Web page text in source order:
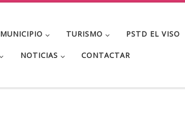
MUNICIPIO TURISMO PSTD EL VISO
NOTICIAS CONTACTAR